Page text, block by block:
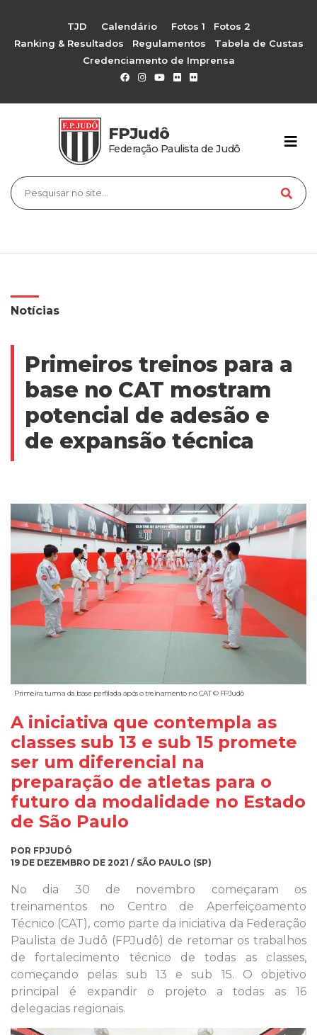
TJD Calendário Fotos 1
Fotos 2
Ranking & Resultados
Regulamentos
Tabela de Custas
Credenciamento de Imprensa
FPJudô
Federação Paulista de Judô
Notícias
Primeiros treinos para a
base no CAT mostram
potencial de adesão e
de expansão técnica
Primeira turma da base perfilada após o treinamento no CAT © FPJudô
A iniciativa que contempla as
classes sub 13 e sub 15 promete
ser um diferencial na
preparação de atletas para o
futuro da modalidade no Estado
de São Paulo
POR FPJUDÔ
19 DE DEZEMBRO DE 2021 / SÃO PAULO (SP)
No dia 30 de novembro começaram os
treinamentos no Centro de Aperfeiçoamento
Técnico (CAT), como parte da iniciativa da Federação
Paulista de Judô (FPJudô) de retomar os trabalhos
de fortalecimento técnico de todas as classes,
começando pelas sub 13 e sub 15. O objetivo
principal é expandir o projeto a todas as 16
delegacias regionais.